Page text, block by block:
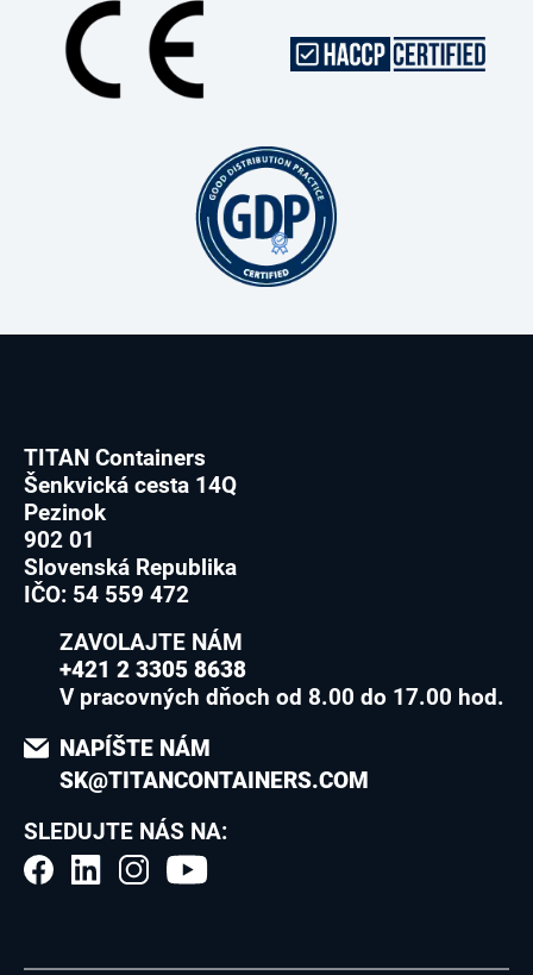
TITAN Containers
Šenkvická cesta 14Q
Pezinok
902 01
Slovenská Republika
IČO: 54 559 472
ZAVOLAJTE NÁM
+421 2 3305 8638
V pracovných dňoch od 8.00 do 17.00 hod.
NAPÍŠTE NÁM
SK@TITANCONTAINERS.COM
SLEDUJTE NÁS NA: